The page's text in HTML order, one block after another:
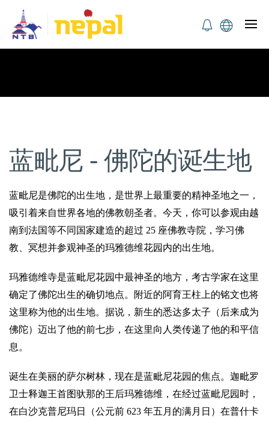
蓝毗尼 - 佛陀的诞生地
蓝毗尼是佛陀的出生地，是世界上最重要的精神圣地之一，
吸引着来自世界各地的佛教朝圣者。今天，你可以参观由越
南到法国等不同国家建造的超过 25 座佛教寺院，学习佛
教、冥想并参观神圣的玛雅德维花园内的出生地。
玛雅德维寺是蓝毗尼花园中最神圣的地方，考古学家在这里
确定了佛陀出生的确切地点。附近的阿育王柱上的铭文也将
这里称为他的出生地。据说，新生的悉达多太子（后来成为
佛陀）迈出了他的前七步，在这里向人类传递了他的和平信
息。
诞生在美丽的萨尔树林，现在是蓝毗尼花园的焦点。迦毗罗
卫士释迦王首图驮那的王后玛雅德维，在经过蓝毗尼园时，
在白沙克普尼玛日（公元前 623 年五月的满月日）在普什卡